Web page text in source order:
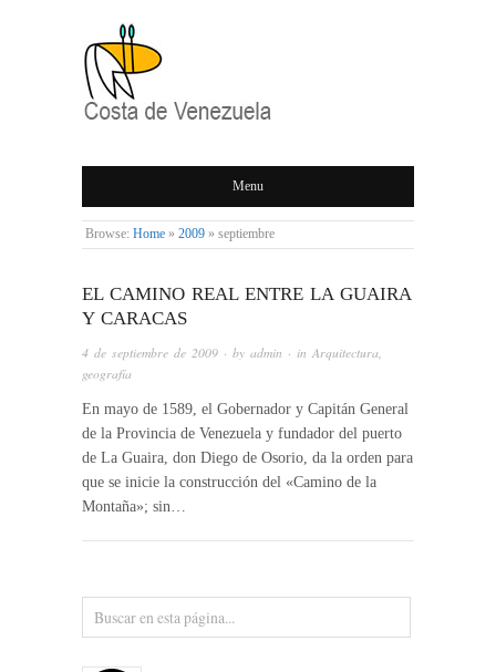
COSTA DE
VENEZUELA
Menu
Browse: Home » 2009 » septiembre
EL CAMINO REAL ENTRE LA GUAIRA
Y CARACAS
4 de septiembre de 2009 · by admin · in Arquitectura,
geografía
En mayo de 1589, el Gobernador y Capitán General
de la Provincia de Venezuela y fundador del puerto
de La Guaira, don Diego de Osorio, da la orden para
que se inicie la construcción del «Camino de la
Montaña»; sin…